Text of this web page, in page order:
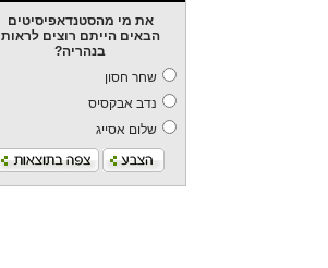
את מי מהסטנדאפיסיטים
הבאים הייתם רוצים לראות
בנהריה?
שחר חסון
נדב אבקסיס
שלום אסייג